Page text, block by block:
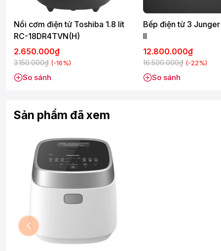
Chiều dài dây điện:100 cm
Dây điện:Có thể tháo rời khỏi nồi
Kích thước - Khối lượng:
Nồi cơm điện tử Toshiba 1.8 lít
RC-18DR4TVN(H)
2.650.000₫
3.150.000₫ (-16%)
So sánh
Bếp điện từ 3
II
12.800.000₫
16.500.000₫ (-22%)
So sánh
Sản phẩm đã xem